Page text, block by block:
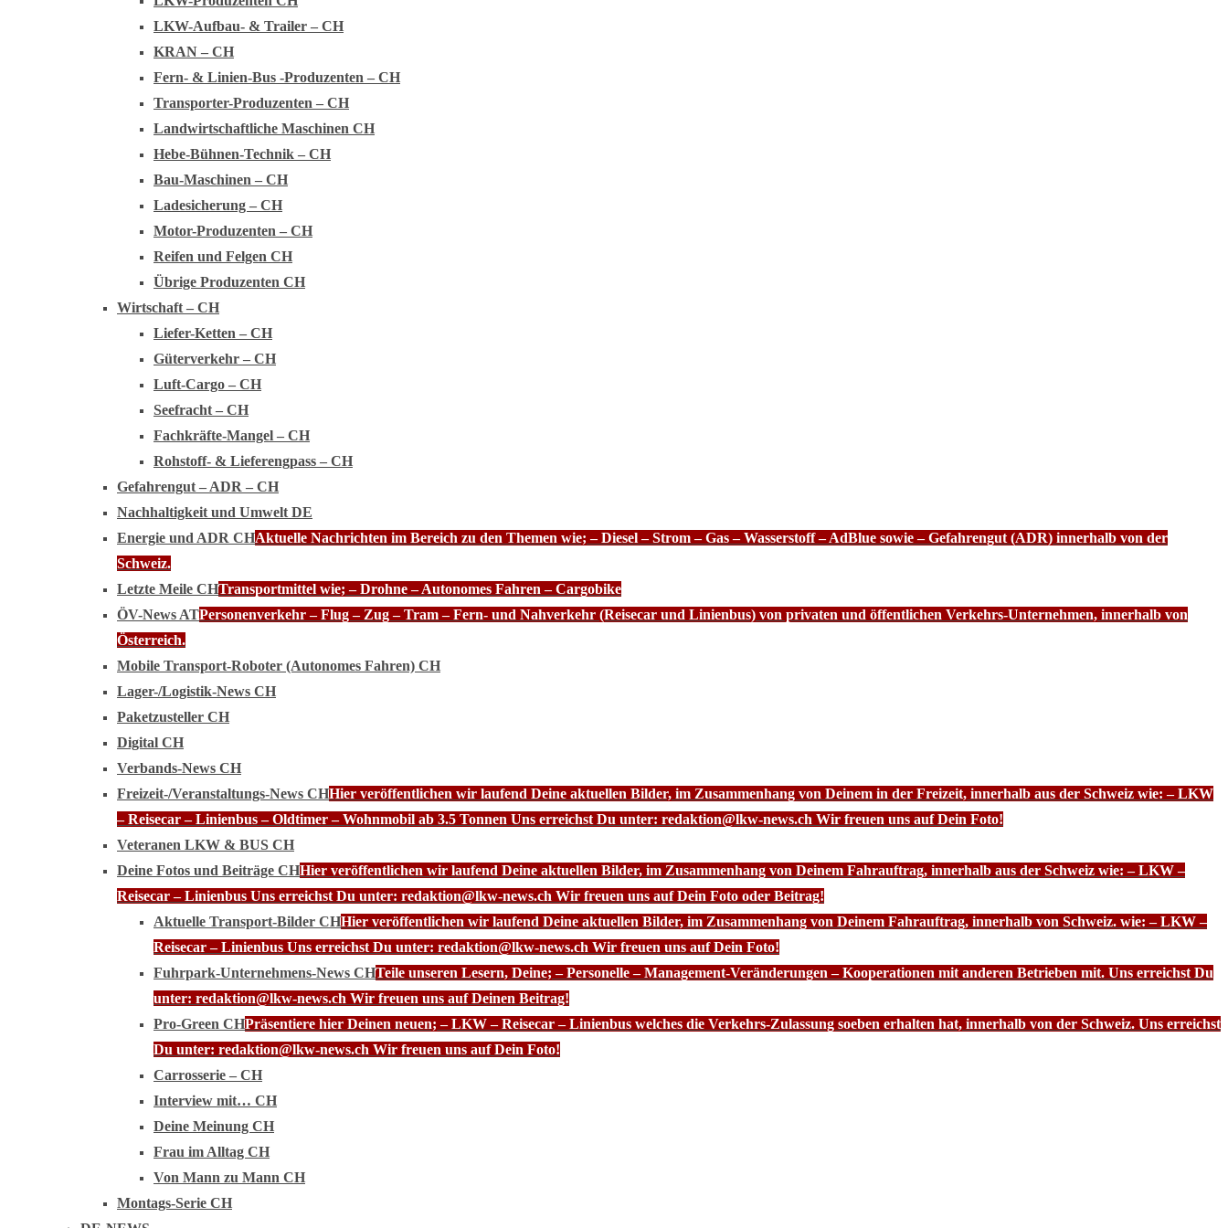
LKW-Aufbau- & Trailer – CH
KRAN – CH
Fern- & Linien-Bus -Produzenten – CH
Transporter-Produzenten – CH
Landwirtschaftliche Maschinen CH
Hebe-Bühnen-Technik – CH
Bau-Maschinen – CH
Ladesicherung – CH
Motor-Produzenten – CH
Reifen und Felgen CH
Übrige Produzenten CH
Wirtschaft – CH
Liefer-Ketten – CH
Güterverkehr – CH
Luft-Cargo – CH
Seefracht – CH
Fachkräfte-Mangel – CH
Rohstoff- & Lieferengpass – CH
Gefahrengut – ADR – CH
Nachhaltigkeit und Umwelt DE
Energie und ADR CHAktuelle Nachrichten im Bereich zu den Themen wie; – Diesel – Strom – Gas – Wasserstoff – AdBlue sowie – Gefahrengut (ADR) innerhalb von der
Schweiz.
Letzte Meile CHTransportmittel wie; – Drohne – Autonomes Fahren – Cargobike
ÖV-News ATPersonenverkehr – Flug – Zug – Tram – Fern- und Nahverkehr (Reisecar und Linienbus) von privaten und öffentlichen Verkehrs-Unternehmen, innerhalb von
Österreich.
Mobile Transport-Roboter (Autonomes Fahren) CH
Lager-/Logistik-News CH
Paketzusteller CH
Digital CH
Verbands-News CH
Freizeit-/Veranstaltungs-News CHHier veröffentlichen wir laufend Deine aktuellen Bilder, im Zusammenhang von Deinem in der Freizeit, innerhalb aus der Schweiz wie: – LKW
– Reisecar – Linienbus – Oldtimer – Wohnmobil ab 3.5 Tonnen Uns erreichst Du unter: redaktion@lkw-news.ch Wir freuen uns auf Dein Foto!
Veteranen LKW & BUS CH
Deine Fotos und Beiträge CHHier veröffentlichen wir laufend Deine aktuellen Bilder, im Zusammenhang von Deinem Fahrauftrag, innerhalb aus der Schweiz wie: – LKW –
Reisecar – Linienbus Uns erreichst Du unter: redaktion@lkw-news.ch Wir freuen uns auf Dein Foto oder Beitrag!
Aktuelle Transport-Bilder CHHier veröffentlichen wir laufend Deine aktuellen Bilder, im Zusammenhang von Deinem Fahrauftrag, innerhalb von Schweiz. wie: – LKW –
Reisecar – Linienbus Uns erreichst Du unter: redaktion@lkw-news.ch Wir freuen uns auf Dein Foto!
Fuhrpark-Unternehmens-News CHTeile unseren Lesern, Deine; – Personelle – Management-Veränderungen – Kooperationen mit anderen Betrieben mit. Uns erreichst Du
unter: redaktion@lkw-news.ch Wir freuen uns auf Deinen Beitrag!
Pro-Green CHPräsentiere hier Deinen neuen; – LKW – Reisecar – Linienbus welches die Verkehrs-Zulassung soeben erhalten hat, innerhalb von der Schweiz. Uns erreichst
Du unter: redaktion@lkw-news.ch Wir freuen uns auf Dein Foto!
Carrosserie – CH
Interview mit… CH
Deine Meinung CH
Frau im Alltag CH
Von Mann zu Mann CH
Montags-Serie CH